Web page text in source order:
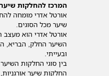
המרכז להחלקות
אורטל אדרי מומחה
שיער מכל הסוגים.
אורטל אדרי הוא מעצב
השיער החלק, הבריא,
ובעייתי.
בין סוגי החלקות
החלקות שיער